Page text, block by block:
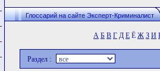
Глоссарий на сайте Эксперт-Криминалист
А Б В Г Д Е Ё Ж З И
Раздел :